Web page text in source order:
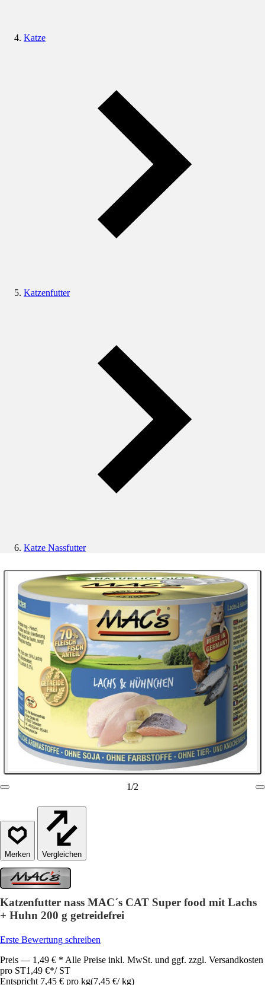
Katze
Katzenfutter
Katze Nassfutter
1/2
Vergleichen
Katzenfutter nass MAC´s CAT Super food mit Lachs
+ Huhn 200 g getreidefrei
Erste Bewertung schreiben
Preis — 1,49 € * Alle Preise inkl. MwSt. und ggf. zzgl. Versandkosten
pro ST1,49 €*/ ST
Entspricht 7,45 € pro kg(7,45 €/ kg)